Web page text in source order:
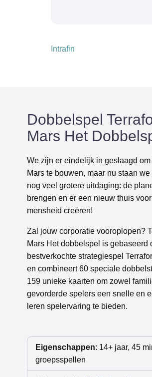
Intrafin
Dobbelspel
Mars Het
We zijn er eindelijk in geslaagd
Mars te bouwen, maar nu staan we
nog veel grotere uitdaging: de
brengen en er een nieuw thuis
mensheid creëren!
Zal jouw corporatie vooroplopen?
Mars Het dobbelspel is gebaseerd
bestverkochte strategiespel
en combineert 60 speciale
159 unieke kaarten om zowel
gevorderde spelers een snelle en
leren spelervaring te bieden.
Eigenschappen: 14+ jaar, 45
groepsspellen